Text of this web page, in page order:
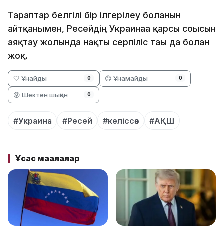
Тараптар белгілі бір ілгерілеу болғанын
айтқанымен, Ресейдің Украинаға қарсы соғысын
аяқтау жолында нақты серпіліс тағы да болған
жоқ.
🤍 Ұнайды 0 😞 Ұнамайды 0
😡 Шектен шыққан 0
#Украина #Ресей #келіссөз #АҚШ
Ұқсас мақалалар